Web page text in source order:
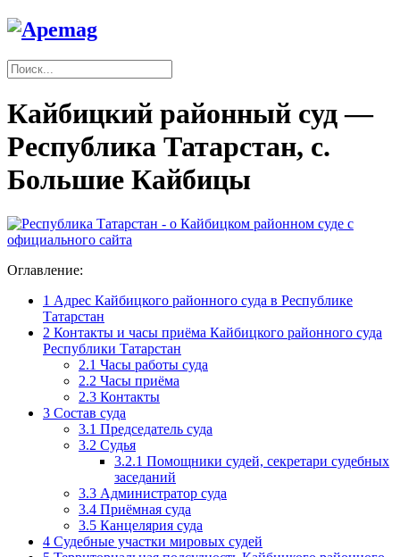
Кайбицкий районный суд —
Республика Татарстан, с.
Большие Кайбицы
Оглавление:
1 Адрес Кайбицкого районного суда в Республике
Татарстан
2 Контакты и часы приёма Кайбицкого районного суда
Республики Татарстан
2.1 Часы работы суда
2.2 Часы приёма
2.3 Контакты
3 Состав суда
3.1 Председатель суда
3.2 Судья
3.2.1 Помощники судей, секретари судебных
заседаний
3.3 Администратор суда
3.4 Приёмная суда
3.5 Канцелярия суда
4 Судебные участки мировых судей